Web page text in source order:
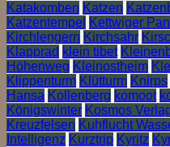
Katakomben Katzen
Katzentempel Kettwiger
Kirchlengern Kirchsahr
Klapprad klein tibet
Höhenweg Kleinostheim
Klippenturm Klütturm Knirps
Hansa Kollenberg komoot
Königswinter Kosmos
Kreuzfelsen Kuhflucht
Intelligenz Kurztrip Kyritz